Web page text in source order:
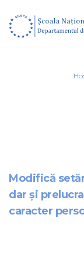
Modifică
dar și
caracter